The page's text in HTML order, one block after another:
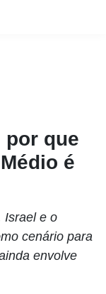
por que
é
Israel e o
cenário para
envolve